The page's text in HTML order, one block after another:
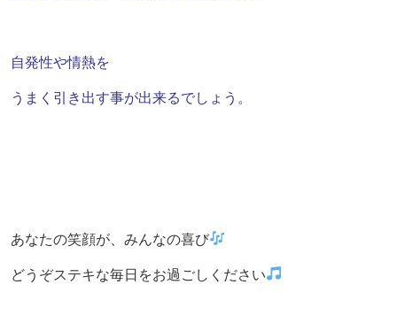
自発性や情熱を
うまく引き出す事が出来るでしょう。
あなたの笑顔が、みんなの喜び
どうぞステキな毎日をお過ごしください